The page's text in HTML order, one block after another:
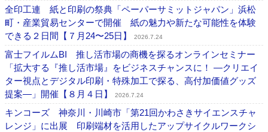
全印工連 紙と印刷の祭典「ペーパーサミットジャパン」浜松
町・産業貿易センターで開催 紙の魅力や新たな可能性を体験
できる２日間【７月24〜25日】
2026.7.24
富士フイルムBI 推し活市場の商機を探るオンラインセミナー
「拡大する『推し活市場』をビジネスチャンスに！ ―クリエイ
ター視点とデジタル印刷・特殊加工で探る、高付加価値グッズ
提案―」開催【８月４日】
2026.7.24
キンコーズ 神奈川・川崎市「第21回かわさきサイエンスチャ
レンジ」に出展 印刷端材を活用したアップサイクルワークシ